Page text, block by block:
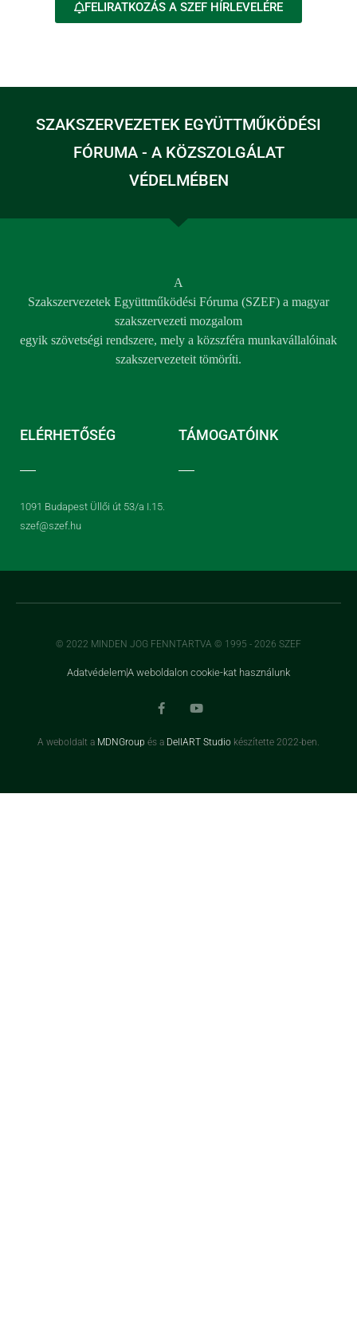
FELIRATKOZÁS A SZEF HÍRLEVELÉRE
SZAKSZERVEZETEK EGYÜTTMŰKÖDÉSI
FÓRUMA - A KÖZSZOLGÁLAT
VÉDELMÉBEN
A
Szakszervezetek Együttműködési Fóruma (SZEF) a magyar
szakszervezeti mozgalom
egyik szövetségi rendszere, mely a közszféra munkavállalóinak
szakszervezeteit tömöríti.
ELÉRHETŐSÉG
1091 Budapest Üllői út 53/a I.15.
szef@szef.hu
TÁMOGATÓINK
© 2022 MINDEN JOG FENNTARTVA © 1995 - 2026 SZEF
AdatvédelemA weboldalon cookie-kat használunk
A weboldalt a MDNGroup és a DellART Studio készítette 2022-ben.